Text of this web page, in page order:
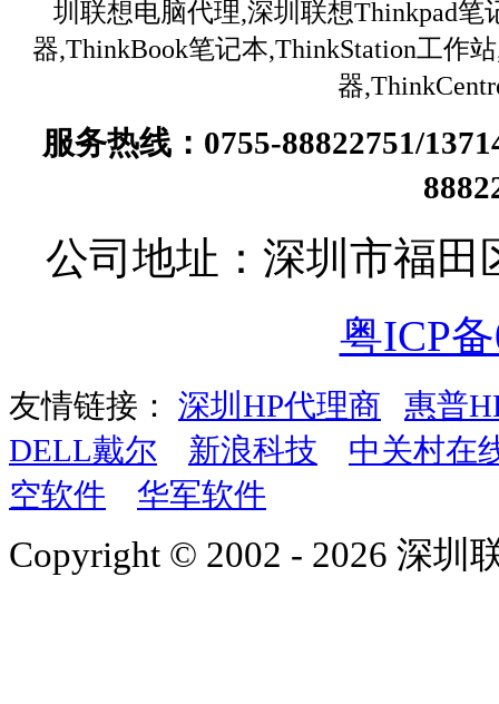
圳联想电脑代理,深圳联想Thinkpad
器,ThinkBook笔记本,ThinkStation工作
器
服务热线：0755-88822751/
公司地址：深圳市福田
粤ICP
友情链接： 深圳HP代理商
惠普
DELL戴尔
新浪科技
中关村在
空软件
华军软件
Copyright © 2002 - 2026 深圳